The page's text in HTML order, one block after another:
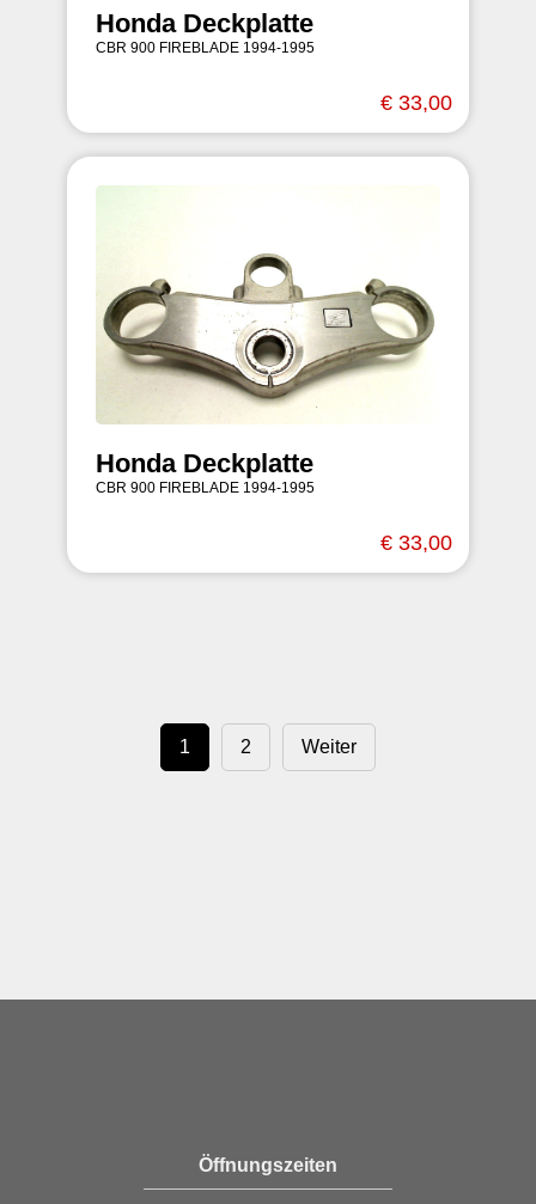
Honda Deckplatte
CBR 900 FIREBLADE 1994-1995
€ 33,00
Honda Deckplatte
CBR 900 FIREBLADE 1994-1995
€ 33,00
1 2 Weiter
Öffnungszeiten